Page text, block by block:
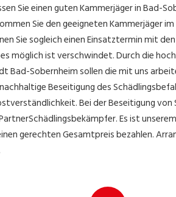
Sie einen guten Kammerjäger in Bad-
Sie den geeigneten Kammerjäger
Sie sogleich einen Einsatztermin mit
möglich ist verschwindet. Durch die
Bad-Sobernheim sollen die mit uns
Beseitigung des
Bei der Beseitigung
Es ist
gerechten Gesamtpreis bezahlen.